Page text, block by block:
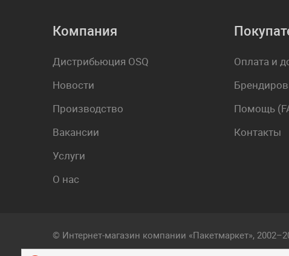
Компания
Дистрибьюция OSQ
Новости
Производство
Вакансии
Услуги
О нас
Оплата и
Помощь
Контакты
© Интернет-магазин компании «Пакетмаркет»,